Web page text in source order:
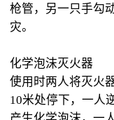
枪管，另一只手勾
灾。
化学泡沫灭火器
使用时两人将灭火
10米处停下，一人